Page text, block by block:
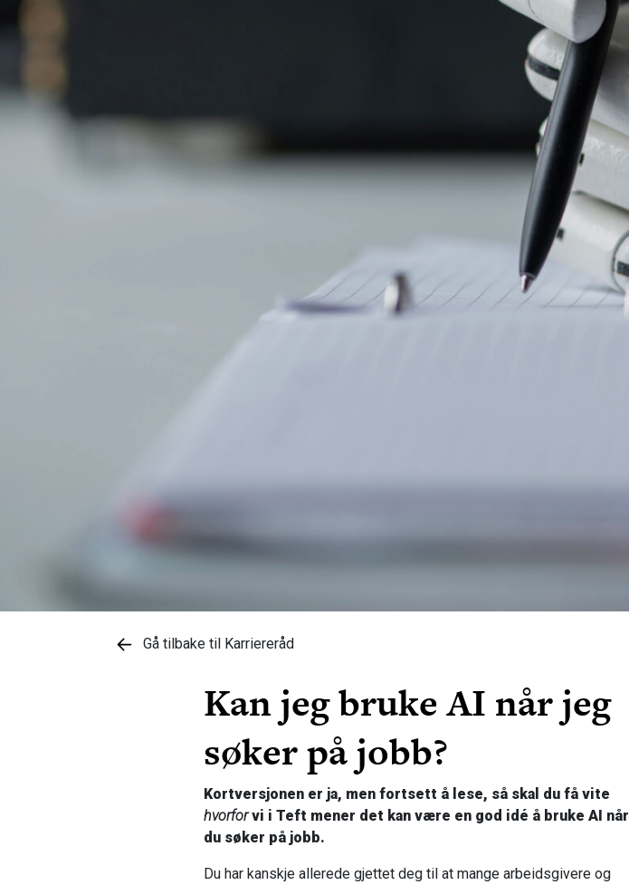
Gå tilbake til Karriereråd
Kan jeg bruke AI når jeg
søker på jobb?
Kortversjonen er ja, men fortsett å lese, så skal du få vite
hvorforvi i Teft mener det kan være en god idé å bruke AI når
du søker på jobb.
Du har kanskje allerede gjettet deg til at mange arbeidsgivere og